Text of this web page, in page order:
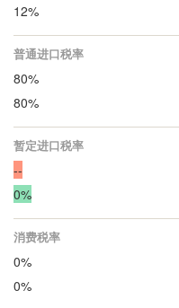
12%
普通进口税率
80%
80%
暂定进口税率
--
0%
消费税率
0%
0%